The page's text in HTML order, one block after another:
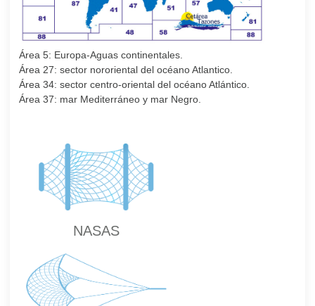
Área 5: Europa-Aguas continentales.
Área 27: sector nororiental del océano Atlantico.
Área 34: sector centro-oriental del océano Atlántico.
Área 37: mar Mediterráneo y mar Negro.
NASAS